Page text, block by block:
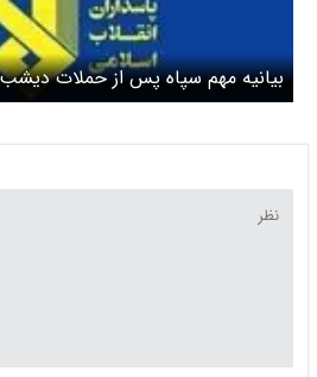
بیانیه مهم سپاه پس از حملات دیشب
زیرساخت‌ها و تاسیسات مهم